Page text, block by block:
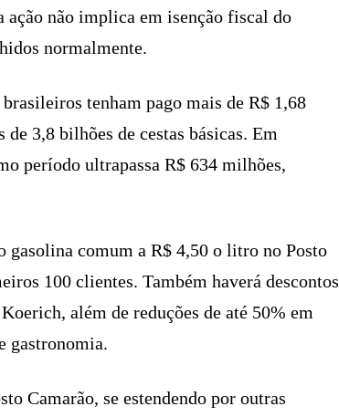
não implica em isenção fiscal do
normalmente.
tenham pago mais de R$ 1,68
3,8 bilhões de cestas básicas. Em
período ultrapassa R$ 634 milhões,
comum a R$ 4,50 o litro no Posto
100 clientes. Também haverá descontos
além de reduções de até 50% em
gastronomia.
Camarão, se estendendo por outras